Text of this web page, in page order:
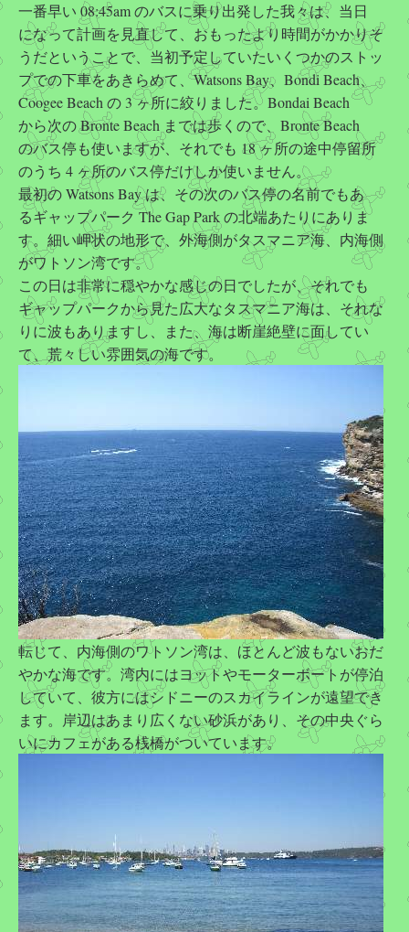
一番早い 08:45am のバスに乗り出発した我々は、当日
になって計画を見直して、おもったより時間がかかりそ
うだということで、当初予定していたいくつかのストッ
プでの下車をあきらめて、Watsons Bay、Bondi Beach、
Coogee Beach の 3 ヶ所に絞りました。Bondai Beach
から次の Bronte Beach までは歩くので、Bronte Beach
のバス停も使いますが、それでも 18 ヶ所の途中停留所
のうち 4 ヶ所のバス停だけしか使いません。
最初の Watsons Bay は、その次のバス停の名前でもあ
るギャップパーク The Gap Park の北端あたりにありま
す。細い岬状の地形で、外海側がタスマニア海、内海側
がワトソン湾です。
この日は非常に穏やかな感じの日でしたが、それでも
ギャップパークから見た広大なタスマニア海は、それな
りに波もありますし、また、海は断崖絶壁に面してい
て、荒々しい雰囲気の海です。
転じて、内海側のワトソン湾は、ほとんど波もないおだ
やかな海です。湾内にはヨットやモーターボートが停泊
していて、彼方にはシドニーのスカイラインが遠望でき
ます。岸辺はあまり広くない砂浜があり、その中央ぐら
いにカフェがある桟橋がついています。